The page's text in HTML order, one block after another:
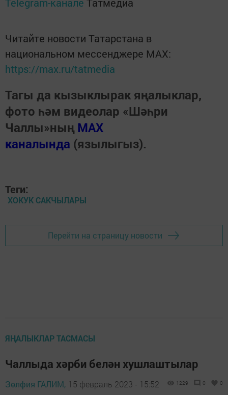
Читайте новости Татарстана в
национальном мессенджере MАХ:
https://max.ru/tatmedia
Тагы да кызыклырак яңалыклар,
фото һәм видеолар «Шәһри
Чаллы»ның MAX
каналында (язылыгыз).
Теги:
ХОКУК САКЧЫЛАРЫ
Перейти на страницу новости
ЯҢАЛЫКЛАР ТАСМАСЫ
Чаллыда хәрби белән хушлаштылар
Зөлфия ГАЛИМ, 15 февраль 2023 - 15:52 1229 0 0